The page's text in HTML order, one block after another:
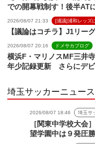
での開幕戦制す！後半AT
2026/08/07 21:33 [浦議]浦和レッズ
【議論はコチラ】J1リー
2026/08/07 20:16 ドメサカブログ
横浜F・マリノスMF三井
年少記録更新 さらにデ
埼玉サッカーニュース
2026/08/07 18:46 埼玉サ
［関東中学校大会
望学園中は９発圧